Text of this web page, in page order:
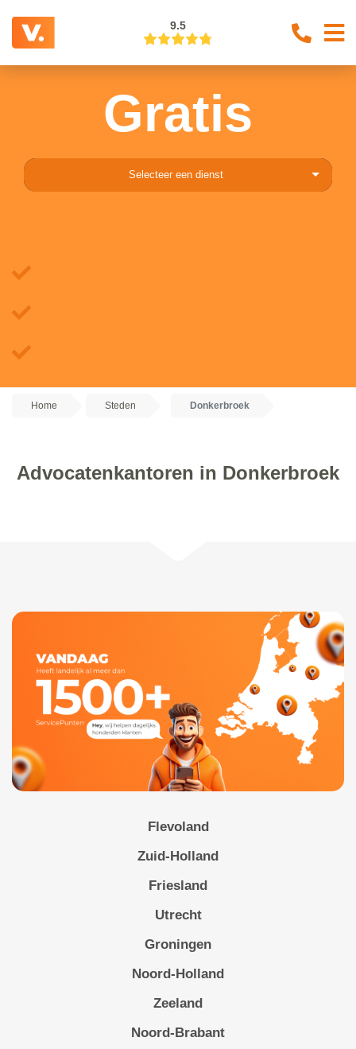
9.5
Gratis
Selecteer een dienst
Home Steden Donkerbroek
Advocatenkantoren in Donkerbroek
Flevoland
Zuid-Holland
Friesland
Utrecht
Groningen
Noord-Holland
Zeeland
Noord-Brabant